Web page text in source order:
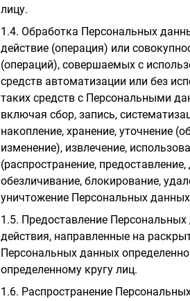
лицу.
1.4. Обработка Персональных
действие (операция) или
(операций), совершаемых с
средств автоматизации или без
таких средств с Персональными
включая сбор, запись,
накопление, хранение, уточнение
изменение), извлечение,
(распространение, предоставление,
обезличивание, блокирование,
уничтожение Персональных
1.5. Предоставление
действия, направленные на
Персональных данных
определенному кругу лиц.
1.6. Распространение